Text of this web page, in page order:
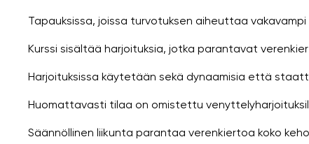
Tapauksissa, joissa turvotuksen aiheuttaa
Kurssi sisältää harjoituksia, jotka parantavat
Harjoituksissa käytetään sekä dynaamisia että
Huomattavasti tilaa on omistettu
Säännöllinen liikunta parantaa verenkiertoa koko